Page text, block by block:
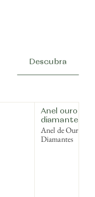
Descubra
Anel ouro
diamantes
Anel de Ouro
Diamantes